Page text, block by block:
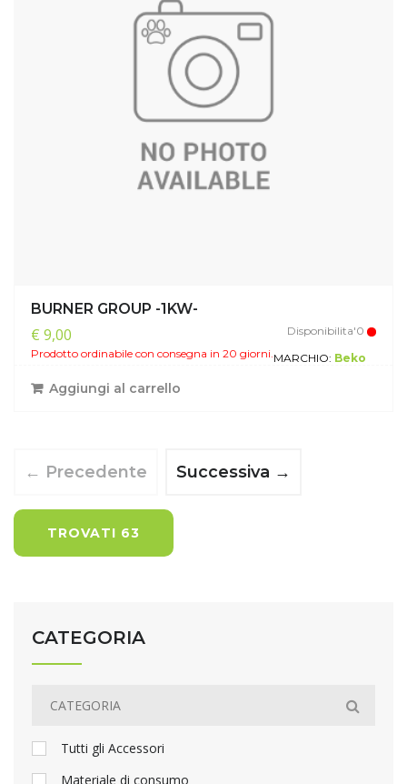
BURNER GROUP -1KW-
€ 9,00
Disponibilita'0
Prodotto ordinabile con consegna in 20 giorni.MARCHIO: Beko
Aggiungi al carrello
← Precedente Successiva →
TROVATI 63
CATEGORIA
Tutti gli Accessori
Materiale di consumo